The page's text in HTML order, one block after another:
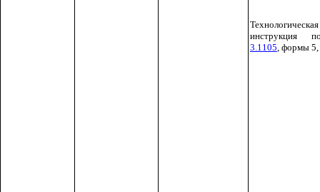
Технологическая
инструкция
3.1105, формы 5,